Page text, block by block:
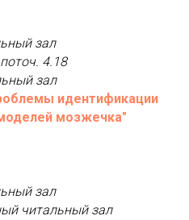
зал
4.18
зал
идентификации
мозжечка"
зал
читальный зал